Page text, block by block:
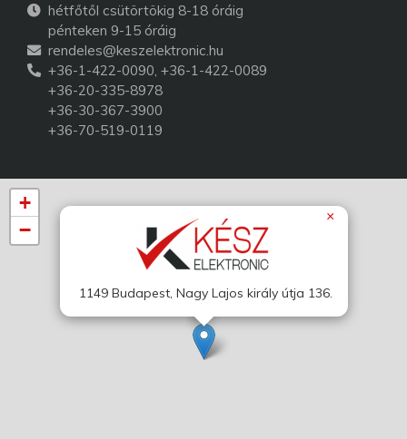
hétfőtől csütörtökig 8-18 óráig
pénteken 9-15 óráig
rendeles@keszelektronic.hu
+36-1-422-0090, +36-1-422-0089
+36-20-335-8978
+36-30-367-3900
+36-70-519-0119
1149 Budapest, Nagy Lajos király útja 136.
×
+
−